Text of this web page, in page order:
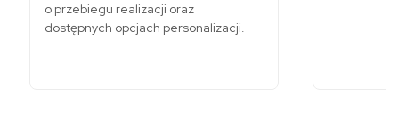
o przebiegu realizacji oraz
dostępnych opcjach personalizacji.